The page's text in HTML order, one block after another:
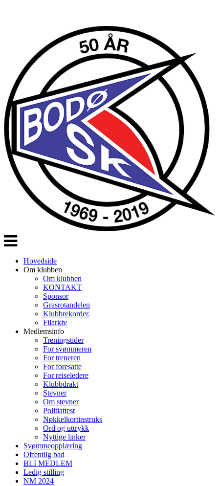
Veksle
navigasjon
Hovedside
Om klubben
Om klubben
KONTAKT
Sponsor
Grasrotandelen
Klubbrekorder.
Filarkiv
Medlemsinfo
Treningstider
For svømmeren
For treneren
For foresatte
For reiseledere
Klubbdrakt
Stevner
Om stevner
Politiattest
Nøkkelkortinstruks
Ord og uttrykk
Nyttige linker
Svømmeopplæring
Offentlig bad
BLI MEDLEM
Ledig stilling
NM 2024